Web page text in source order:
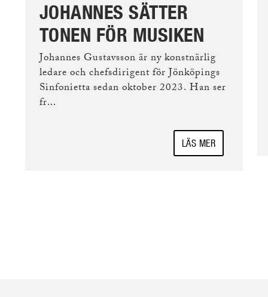
JOHANNES SÄTTER
TONEN FÖR MUSIKEN
Johannes Gustavsson är ny konstnärlig
ledare och chefsdirigent för Jönköpings
Sinfonietta sedan oktober 2023. Han ser
fr...
LÄS MER